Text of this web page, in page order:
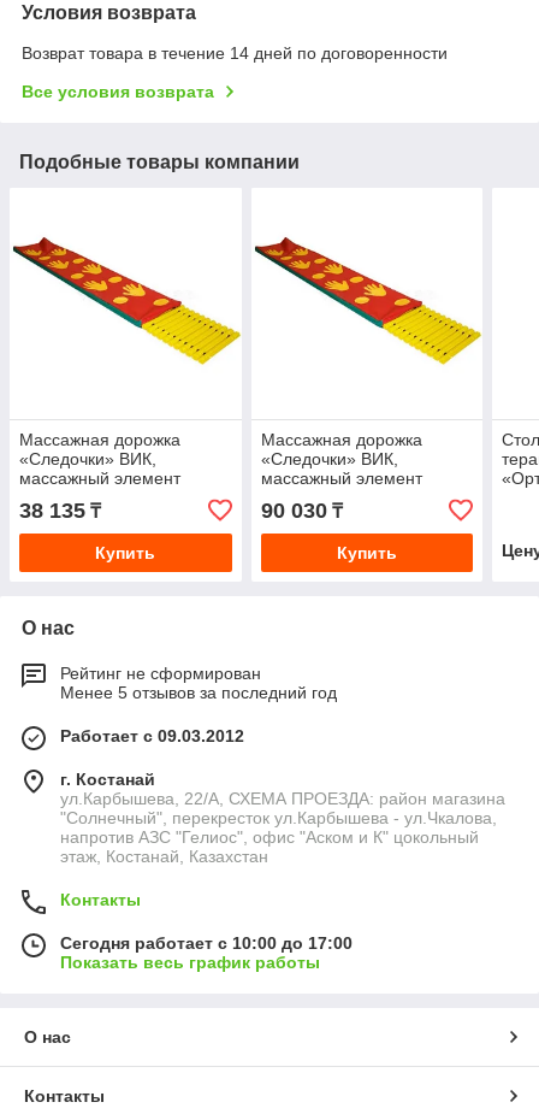
Условия возврата
Возврат товара в течение 14 дней по договоренности
Все условия возврата
Подобные товары компании
Массажная дорожка
«Следочки» ВИК,
массажный элемент
38 135 ₸
Купить
Массажная дорожка
«Следочки» ВИК,
массажный элемент
90 030₸
Купить
О нас
Рейтинг не сформирован
Менее 5 отзывов за последний год
Работает с 09.03.2012
г. Костанай
ул.Карбышева, 22/А, СХЕМА ПРОЕЗДА: район магазина
"Солнечный", перекресток ул.Карбышева - ул.Чкалова,
напротив АЗС "Гелиос", офис "Аском и К" цокольный
этаж, Костанай, Казахстан
Контакты
Сегодня работает с 10:00 до 17:00
Показать весь график работы
О нас
Контакты